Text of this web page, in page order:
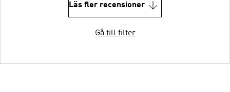
Läs fler recensioner
Gå till filter